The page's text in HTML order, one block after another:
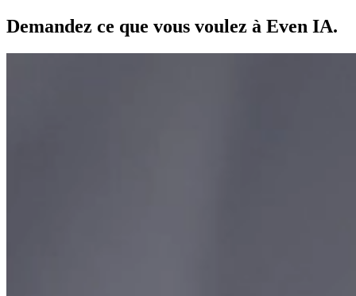
Demandez ce que vous voulez à Even IA.